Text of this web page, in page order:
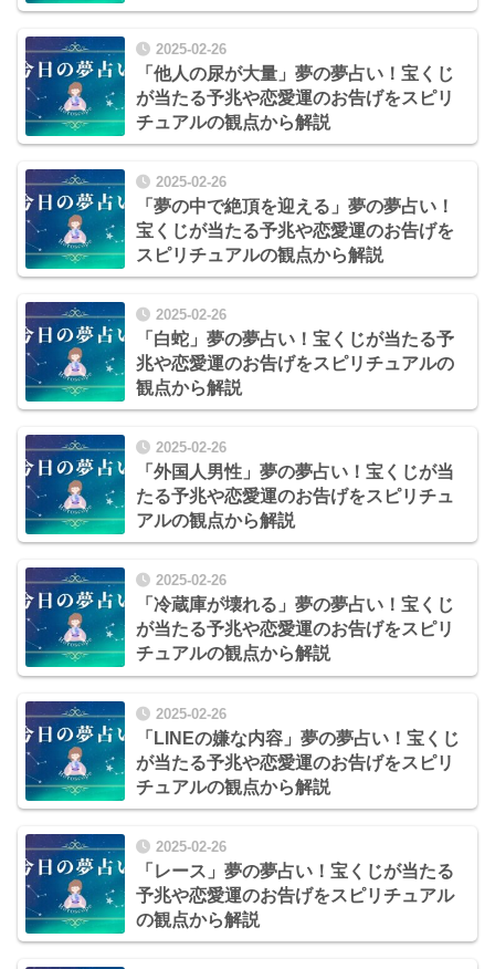
2025-02-26
「他人の尿が大量」夢の夢占い！宝くじ
が当たる予兆や恋愛運のお告げをスピリ
チュアルの観点から解説
2025-02-26
「夢の中で絶頂を迎える」夢の夢占い！
宝くじが当たる予兆や恋愛運のお告げを
スピリチュアルの観点から解説
2025-02-26
「白蛇」夢の夢占い！宝くじが当たる予
兆や恋愛運のお告げをスピリチュアルの
観点から解説
2025-02-26
「外国人男性」夢の夢占い！宝くじが当
たる予兆や恋愛運のお告げをスピリチュ
アルの観点から解説
2025-02-26
「冷蔵庫が壊れる」夢の夢占い！宝くじ
が当たる予兆や恋愛運のお告げをスピリ
チュアルの観点から解説
2025-02-26
「LINEの嫌な内容」夢の夢占い！宝くじ
が当たる予兆や恋愛運のお告げをスピリ
チュアルの観点から解説
2025-02-26
「レース」夢の夢占い！宝くじが当たる
予兆や恋愛運のお告げをスピリチュアル
の観点から解説